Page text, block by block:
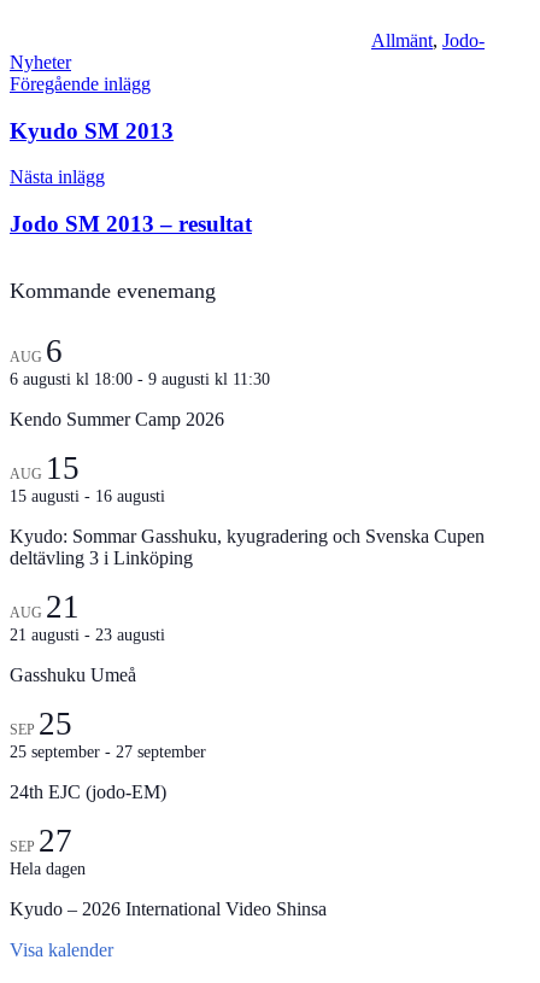
Allmänt, Jodo-
Nyheter
Inläggsnavigering
Föregående inlägg
Kyudo SM 2013
Nästa inlägg
Jodo SM 2013 – resultat
Kommande evenemang
AUG 6
6 augusti kl 18:00 - 9 augusti kl 11:30
Kendo Summer Camp 2026
AUG 15
15 augusti - 16 augusti
Kyudo: Sommar Gasshuku, kyugradering och Svenska Cupen
deltävling 3 i Linköping
AUG 21
21 augusti - 23 augusti
Gasshuku Umeå
SEP 25
25 september - 27 september
24th EJC (jodo-EM)
SEP 27
Hela dagen
Kyudo – 2026 International Video Shinsa
Visa kalender